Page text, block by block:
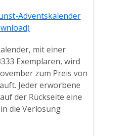
Adventskalender
mit einer
Exemplaren, wird
zum Preis von
Jeder erworbene
der Rückseite eine
die Verlosung